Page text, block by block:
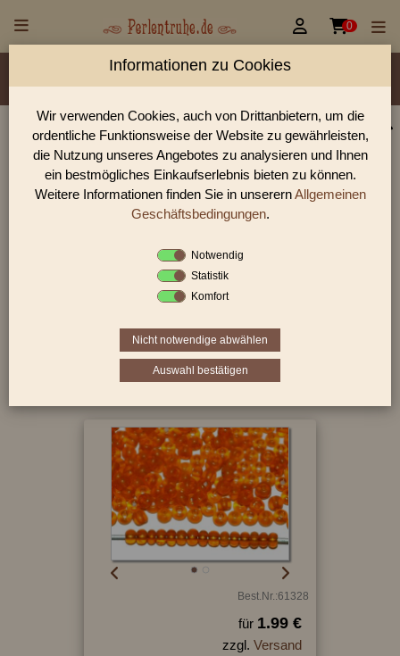
 0
Material/Glassorte Sorte/Form
Farbe
Rocailles Größen
Glasperlen, Rocailles, Holzperlen & Steinperlen |
Perlentruhe
Glasperlen, Rocailles und Preciosa Perlen aus Gablonz.
Entdecke Table-Cut-Perlen, gedrückte Perlen und antike
Sie befinden sich in folgender Kategorie:
9/0
Best.Nr.:61328
für 1.99 €
zzgl. Versand
Informationen zu Cookies
Wir verwenden Cookies, auch von Drittanbietern, um die
ordentliche Funktionsweise der Website zu gewährleisten,
die Nutzung unseres Angebotes zu analysieren und Ihnen
ein bestmögliches Einkaufserlebnis bieten zu können.
Weitere Informationen finden Sie in unserernAllgemeinen
Geschäftsbedingungen.
Notwendig
Statistik
Komfort
Nicht notwendige abwählen
Auswahl bestätigen